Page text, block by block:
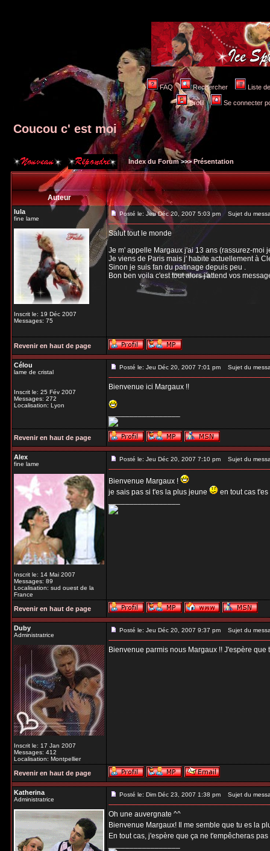
FAQ Rechercher Liste
Profil Se connecter
Coucou c' est moi
Index du Forum>>>Présentation
Auteur
lula
fine lame
Inscrit le: 19 Déc 2007
Messages: 75
Posté le: Jeu Déc 20, 2007 5:03 pm Sujet du
Salut tout le monde
Je m' appelle Margaux j'ai 13 ans (rassurez-moi
Je viens de Paris mais j' habite actuellement à
Sinon je suis fan du patinage depuis peu .
Bon ben voila c'est tout alors j'attend vos
Revenir en haut de page
Célou
lame de cristal
Inscrit le: 25 Fév 2007
Messages: 272
Localisation: Lyon
Posté le: Jeu Déc 20, 2007 7:01 pm Sujet du
Bienvenue ici Margaux !!
_________________
Revenir en haut de page
Alex
fine lame
Inscrit le: 14 Mai 2007
Messages: 89
Localisation: sud ouest de la
France
Posté le: Jeu Déc 20, 2007 7:10 pm Sujet du
Bienvenue Margaux !
je sais pas si t'es la plus jeune
en tout cas
_________________
Revenir en haut de page
Duby
Administratrice
Inscrit le: 17 Jan 2007
Messages: 412
Localisation: Montpellier
Posté le: Jeu Déc 20, 2007 9:37 pm Sujet du
Bienvenue parmis nous Margaux !! J'espère
Revenir en haut de page
Katherina
Administratrice
Posté le: Dim Déc 23, 2007 1:38 pm Sujet du
Oh une auvergnate ^^
Bienvenue Margaux! Il me semble que tu es la
En tout cas, j'espère que ça ne t'empêcheras
_________________